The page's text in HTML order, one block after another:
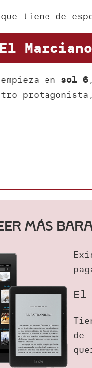
que tiene de
Marciano
en sol 6
más
de